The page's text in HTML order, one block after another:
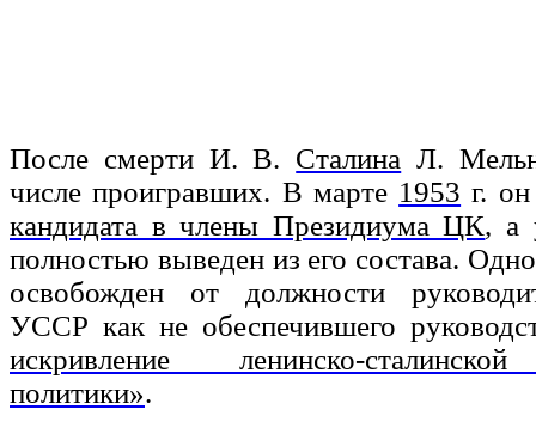
После смерти И. В. Сталина Л.
числе проигравших. В марте 1953 г.
кандидата в члены Президиума ЦК, а
полностью выведен из его состава.
освобожден от должности
УССР как не обеспечившего
искривление ленинско-
политики».